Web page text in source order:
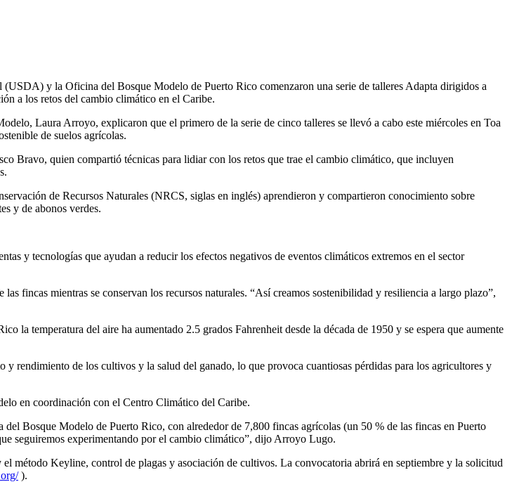
y la Oficina del Bosque Modelo de Puerto Rico comenzaron una serie de talleres Adapta dirigidos a
a los retos del cambio climático en el Caribe.
Laura Arroyo, explicaron que el primero de la serie de cinco talleres se llevó a cabo este miércoles en Toa
de suelos agrícolas.
Bravo, quien compartió técnicas para lidiar con los retos que trae el cambio climático, que incluyen
de Recursos Naturales (NRCS, siglas en inglés) aprendieron y compartieron conocimiento sobre
y de abonos verdes.
y tecnologías que ayudan a reducir los efectos negativos de eventos climáticos extremos en el sector
fincas mientras se conservan los recursos naturales. “Así creamos sostenibilidad y resiliencia a largo plazo”,
temperatura del aire ha aumentado 2.5 grados Fahrenheit desde la década de 1950 y se espera que aumente
rendimiento de los cultivos y la salud del ganado, lo que provoca cuantiosas pérdidas para los agricultores y
en coordinación con el Centro Climático del Caribe.
Bosque Modelo de Puerto Rico, con alrededor de 7,800 fincas agrícolas (un 50 % de las fincas en Puerto
seguiremos experimentando por el cambio climático”, dijo Arroyo Lugo.
método Keyline, control de plagas y asociación de cultivos. La convocatoria abrirá en septiembre y la solicitud
).